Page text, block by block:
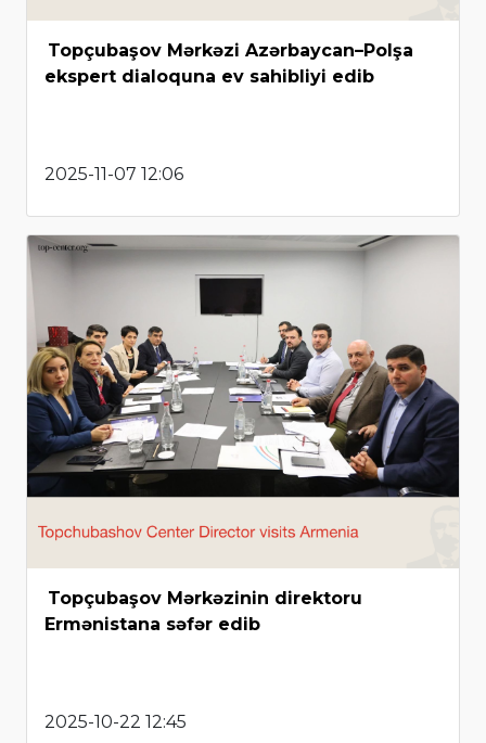
Topçubaşov Mərkəzi Azərbaycan–Polşa
ekspert dialoquna ev sahibliyi edib
2025-11-07 12:06
Topçubaşov Mərkəzinin direktoru
Ermənistana səfər edib
2025-10-22 12:45